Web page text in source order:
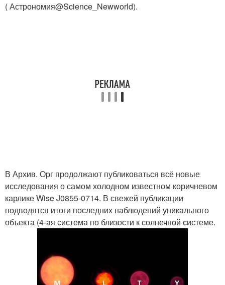
( Астрономия@Science_Newworld).
В Архив. Орг продолжают публиковаться всё новые
исследования о самом холодном известном коричневом
карлике Wise J0855-0714. В свежей публикации
подводятся итоги последних наблюдений уникального
объекта (4-ая система по близости к солнечной системе.